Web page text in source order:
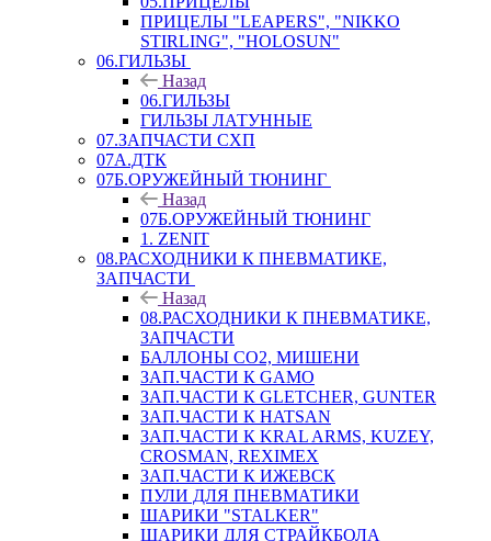
ПРИЦЕЛЫ "LEAPERS", "NIKKO
STIRLING", "HOLOSUN"
06.ГИЛЬЗЫ
Назад
06.ГИЛЬЗЫ
ГИЛЬЗЫ ЛАТУННЫЕ
07.ЗАПЧАСТИ СХП
07А.ДТК
07Б.ОРУЖЕЙНЫЙ ТЮНИНГ
Назад
07Б.ОРУЖЕЙНЫЙ ТЮНИНГ
1. ZENIT
08.РАСХОДНИКИ К ПНЕВМАТИКЕ,
ЗАПЧАСТИ
Назад
08.РАСХОДНИКИ К ПНЕВМАТИКЕ,
ЗАПЧАСТИ
БАЛЛОНЫ CO2, МИШЕНИ
ЗАП.ЧАСТИ К GAMO
ЗАП.ЧАСТИ К GLETCHER, GUNTER
ЗАП.ЧАСТИ К HATSAN
ЗАП.ЧАСТИ К KRAL ARMS, KUZEY,
CROSMAN, REXIMEX
ЗАП.ЧАСТИ К ИЖЕВСК
ПУЛИ ДЛЯ ПНЕВМАТИКИ
ШАРИКИ "STALKER"
ШАРИКИ ДЛЯ СТРАЙКБОЛА